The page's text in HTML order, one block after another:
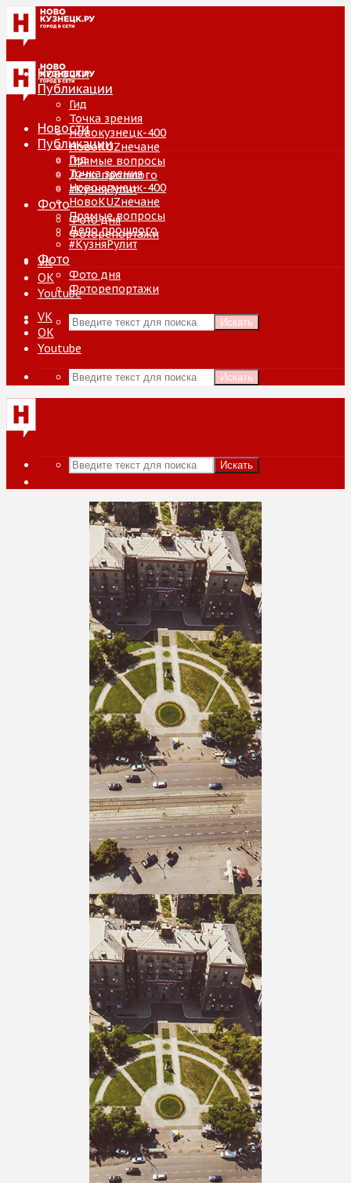
Новости
Публикации
Гид
Точка зрения
Новокузнецк-400
НовоKUZнечане
Прямые вопросы
Дело прошлого
#КузняРулит
Фото
Фото дня
Фоторепортажи
VK
ОК
Youtube
Искать
Новости
Публикации
Гид
Точка зрения
Новокузнецк-400
НовоKUZнечане
Прямые вопросы
Дело прошлого
#КузняРулит
Фото
Фото дня
Фоторепортажи
VK
ОК
Youtube
Искать
Искать